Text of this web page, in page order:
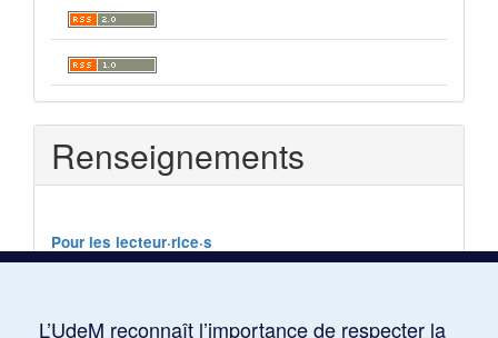
Renseignements
Pour les lecteur·rice·s
L’UdeM reconnaît l’importance de respecter la